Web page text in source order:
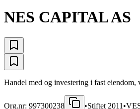
NES CAPITAL AS
Handel med og investering i fast eiendom,
Org.nr: 997300238 •Stiftet 2011 •